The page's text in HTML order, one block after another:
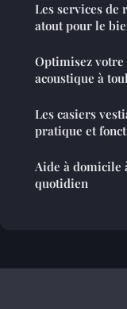
Les services de
atout pour le
Optimisez votre
acoustique à
Les casiers
pratique et
Aide à domicile
quotidien